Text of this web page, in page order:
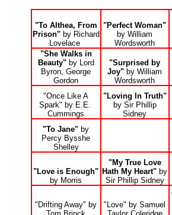
"To Althea, From
Prison"by Richard
Lovelace
"Perfect Woman"
by William
Wordsworth
"She Walks in
Beauty"byLord
Byron, George
Gordon
"Surprised by
Joy" by William
Wordsworth
"Once Like A
Spark" by E.E.
Cummings
"Loving In Truth"
by Sir Phillip
Sidney
"To Jane" by
Percy Bysshe
Shelley
"Love is Enough"
by Morris
"My True Love
Hath My Heart" by
Sir Phillip Sidney
"Drifting Away" by
"Love" by Samuel